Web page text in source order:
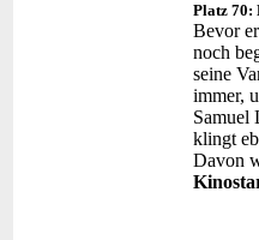
Platz 70:
Bevor
noch
seine
immer,
Samuel
klingt
Davon